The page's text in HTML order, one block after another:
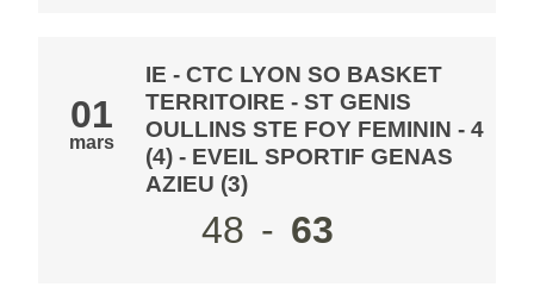
01
mars
IE - CTC LYON SO BASKET
TERRITOIRE - ST GENIS
OULLINS STE FOY FEMININ - 4
(4) - EVEIL SPORTIF GENAS
AZIEU (3)
48 - 63